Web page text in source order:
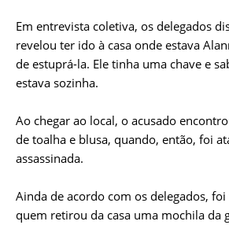
Em entrevista coletiva, os delegados
revelou ter ido à casa onde estava
de estuprá-la. Ele tinha uma chave e
estava sozinha.
Ao chegar ao local, o acusado
de toalha e blusa, quando, então, foi
assassinada.
Ainda de acordo com os delegados,
quem retirou da casa uma mochila da